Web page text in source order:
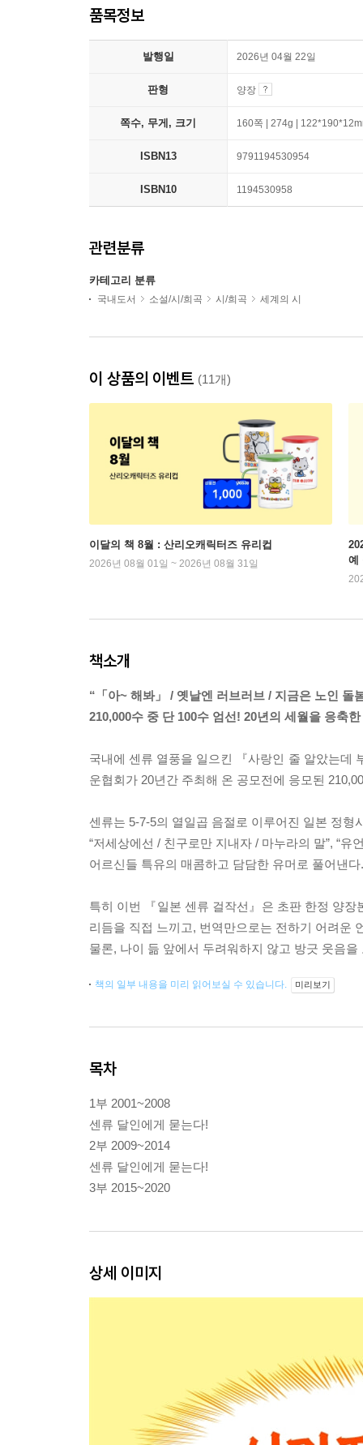
품목정보
발행일 2026년 04월 22일
판형 양장
쪽수, 무게, 크기 160쪽 | 274g |
ISBN13 9791194530954
ISBN10 1194530958
관련분류
카테고리 분류
국내도서 소설/시/희곡 시/희곡 세계의 시
이 상품의 이벤트 (11개)
이달의 책 8월 : 산리오캐릭터즈 유리컵
2026년 08월 01일 ~ 2026년 08월 31일
예
책소개
“「아~ 해봐」 / 옛날엔 러브러브 / 지금은 노인 돌
210,000수 중 단 100수 엄선! 20년의 세월을 응축
국내에 센류 열풍을 일으킨 『사랑인 줄 알았는데
운협회가 20년간 주최해 온 공모전에 응모된
센류는 5-7-5의 열일곱 음절로 이루어진 일본 정
“저세상에선 / 친구로만 지내자 / 마누라의 말”, “
어르신들 특유의 매콤하고 담담한 유머로 풀어낸다.
특히 이번 『일본 센류 걸작선』은 초판 한정 양
리듬을 직접 느끼고, 번역만으로는 전하기 어려운
물론, 나이 듦 앞에서 두려워하지 않고 방긋 웃음
책의 일부 내용을 미리 읽어보실 수 있습니다. 미리보기
목차
1부 2001~2008
센류 달인에게 묻는다!
2부 2009~2014
센류 달인에게 묻는다!
3부 2015~2020
상세 이미지